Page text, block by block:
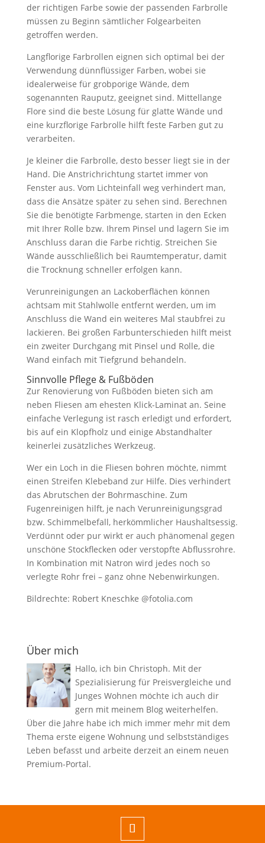
der richtigen Farbe sowie der passenden Farbrolle
müssen zu Beginn sämtlicher Folgearbeiten
getroffen werden.
Langflorige Farbrollen eignen sich optimal bei der
Verwendung dünnflüssiger Farben, wobei sie
idealerweise für grobporige Wände, dem
sogenannten Rauputz, geeignet sind. Mittellange
Flore sind die beste Lösung für glatte Wände und
eine kurzflorige Farbrolle hilft feste Farben gut zu
verarbeiten.
Je kleiner die Farbrolle, desto besser liegt sie in der
Hand. Die Anstrichrichtung startet immer von
Fenster aus. Vom Lichteinfall weg verhindert man,
dass die Ansätze später zu sehen sind. Berechnen
Sie die benötigte Farbmenge, starten in den Ecken
mit Ihrer Rolle bzw. Ihrem Pinsel und lagern Sie im
Anschluss daran die Farbe richtig. Streichen Sie
Wände ausschließlich bei Raumtemperatur, damit
die Trocknung schneller erfolgen kann.
Verunreinigungen an Lackoberflächen können
achtsam mit Stahlwolle entfernt werden, um im
Anschluss die Wand ein weiteres Mal staubfrei zu
lackieren. Bei großen Farbunterschieden hilft meist
ein zweiter Durchgang mit Pinsel und Rolle, die
Wand einfach mit Tiefgrund behandeln.
Sinnvolle Pflege & Fußböden
Zur Renovierung von Fußböden bieten sich am
neben Fliesen am ehesten Klick-Laminat an. Seine
einfache Verlegung ist rasch erledigt und erfordert,
bis auf ein Klopfholz und einige Abstandhalter
keinerlei zusätzliches Werkzeug.
Wer ein Loch in die Fliesen bohren möchte, nimmt
einen Streifen Klebeband zur Hilfe. Dies verhindert
das Abrutschen der Bohrmaschine. Zum
Fugenreinigen hilft, je nach Verunreinigungsgrad
bzw. Schimmelbefall, herkömmlicher Haushaltsessig.
Verdünnt oder pur wirkt er auch phänomenal gegen
unschöne Stockflecken oder verstopfte Abflussrohre.
In Kombination mit Natron wird jedes noch so
verlegte Rohr frei – ganz ohne Nebenwirkungen.
Bildrechte: Robert Kneschke @fotolia.com
Über mich
Hallo, ich bin Christoph. Mit der
Spezialisierung für Preisvergleiche und
Junges Wohnen möchte ich auch dir
gern mit meinem Blog weiterhelfen.
Über die Jahre habe ich mich immer mehr mit dem
Thema erste eigene Wohnung und selbstständiges
Leben befasst und arbeite derzeit an einem neuen
Premium-Portal.